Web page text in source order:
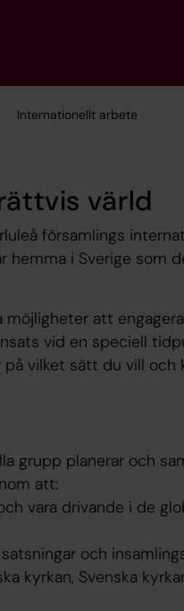
Internationellt arbete
värld
församlings
hemma i Sverige som
att
vid en speciell
vilket sätt du vill och
grupp planerar och
att:
vara drivande i de
och
kyrkan, Svenska